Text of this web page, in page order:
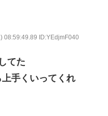
08:59:49.89 ID:YEdjmF040
てた
手くいってくれ